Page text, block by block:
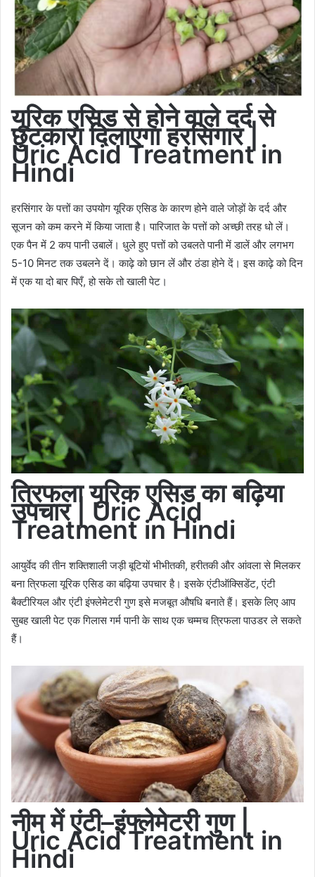
यूरिक एसिड से होने वाले दर्द से
छुटकारा दिलाएगाहरसिंगार |
Uric Acid Treatment in
Hindi
हरसिंगार के पत्तों का उपयोग यूरिक एसिड के कारण होने वाले जोड़ों के दर्द और
सूजन को कम करने में किया जाता है। पारिजात के पत्तों को अच्छी तरह धो लें।
एक पैन में 2 कप पानी उबालें। धुले हुए पत्तों को उबलते पानी में डालें और लगभग
5-10 मिनट तक उबलने दें। काढ़े को छान लें और ठंडा होने दें। इस काढ़े को दिन
में एक या दो बार पिएँ, हो सके तो खाली पेट।
त्रिफला यूरिक एसिड का बढ़िया
उपचार | Uric Acid
Treatment in Hindi
आयुर्वेद की तीन शक्तिशाली जड़ी बूटियों भीभीतकी, हरीतकी और आंवला से मिलकर
बना त्रिफला यूरिक एसिड का बढ़िया उपचार है। इसके एंटीऑक्सिडेंट, एंटी
बैक्टीरियल और एंटी इंफ्लेमेटरी गुण इसे मजबूत औषधि बनाते हैं। इसके लिए आप
सुबह खाली पेट एक गिलास गर्म पानी के साथ एक चम्मच त्रिफला पाउडर ले सकते
हैं।
नीम में एंटी–इंफ्लेमेटरी गुण
Uric Acid Treatment in
Hindi